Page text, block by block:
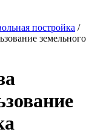
постройка /
земельного